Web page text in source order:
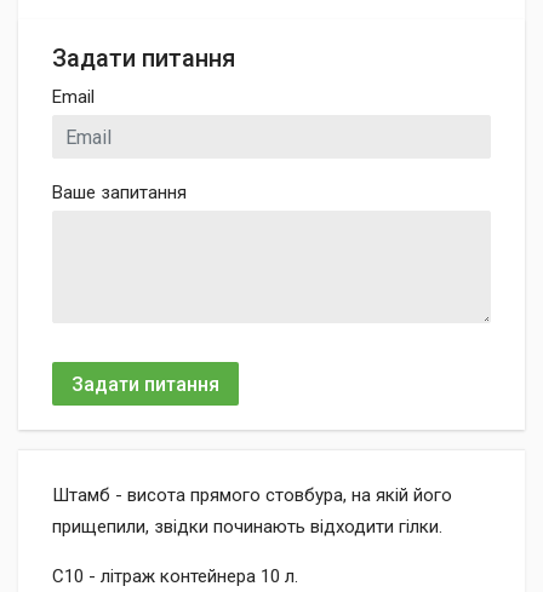
Задати питання
Email
Ваше запитання
Задати питання
Штамб - висота прямого стовбура, на якій його
прищепили, звідки починають відходити гілки.
С10 - літраж контейнера 10 л.